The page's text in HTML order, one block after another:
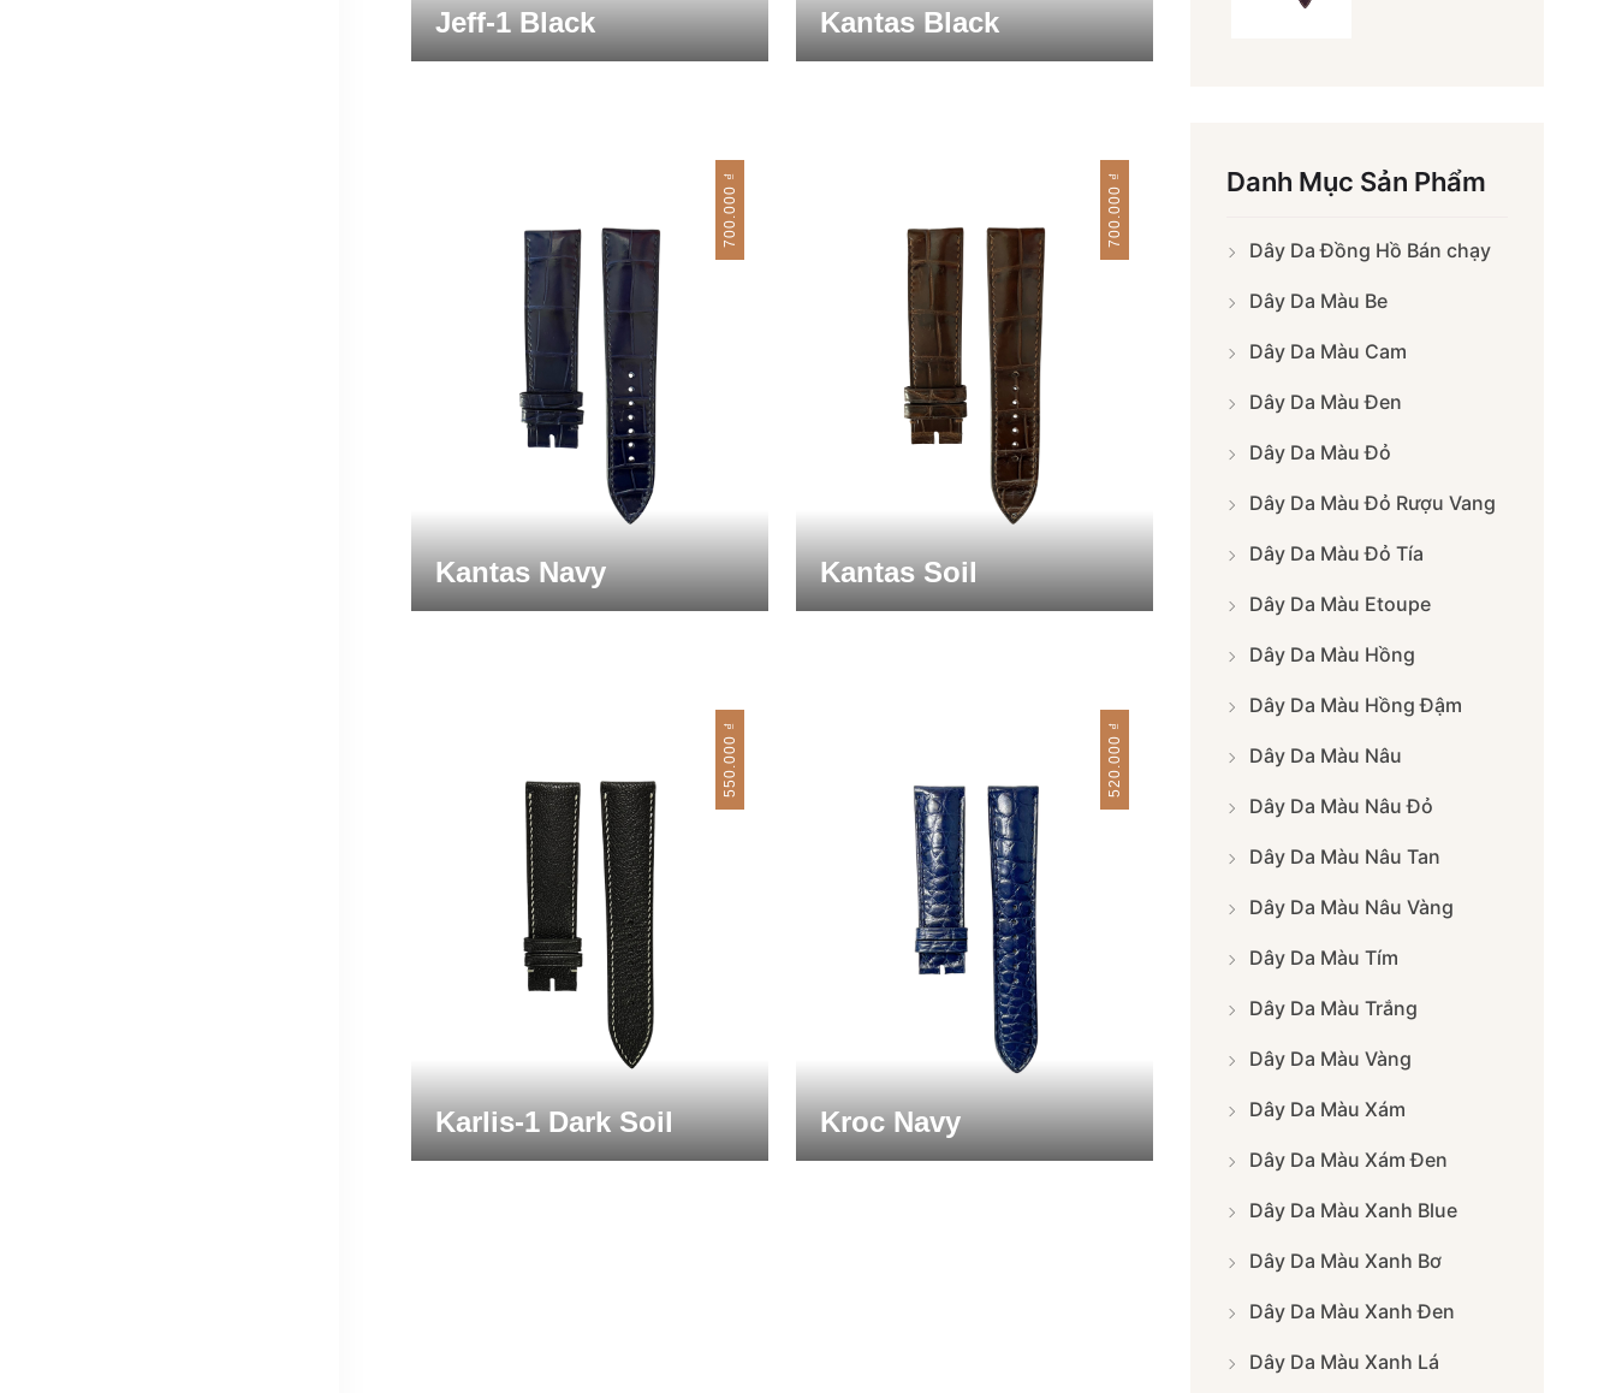
Jeff-1 Black Kantas Black
700.000
₫
Kantas Navy
700.000
₫
Kantas Soil
550.000
₫
Karlis-1 Dark Soil
520.000
₫
Kroc Navy
Danh Mục Sản Phẩm
Dây Da Đồng Hồ Bán chạy
Dây Da Màu Be
Dây Da Màu Cam
Dây Da Màu Đen
Dây Da Màu Đỏ
Dây Da Màu Đỏ Rượu Vang
Dây Da Màu Đỏ Tía
Dây Da Màu Etoupe
Dây Da Màu Hồng
Dây Da Màu Hồng Đậm
Dây Da Màu Nâu
Dây Da Màu Nâu Đỏ
Dây Da Màu Nâu Tan
Dây Da Màu Nâu Vàng
Dây Da Màu Tím
Dây Da Màu Trắng
Dây Da Màu Vàng
Dây Da Màu Xám
Dây Da Màu Xám Đen
Dây Da Màu Xanh Blue
Dây Da Màu Xanh Bơ
Dây Da Màu Xanh Đen
Dây Da Màu Xanh Lá